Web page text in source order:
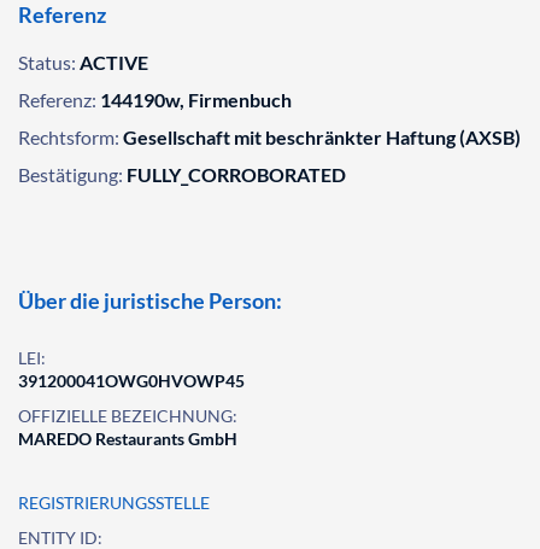
Referenz
Status: ACTIVE
Referenz: 144190w, Firmenbuch
Rechtsform: Gesellschaft mit beschränkter Haftung (AXSB)
Bestätigung: FULLY_CORROBORATED
Über die juristische Person:
LEI:
391200041OWG0HVOWP45
OFFIZIELLE BEZEICHNUNG:
MAREDO Restaurants GmbH
REGISTRIERUNGSSTELLE
ENTITY ID: